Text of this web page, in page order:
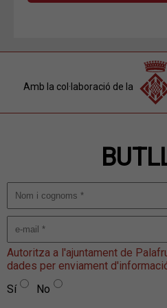
Amb la col·laboració de la
Autoritza a l'ajuntament de
dades per enviament
Sí
No